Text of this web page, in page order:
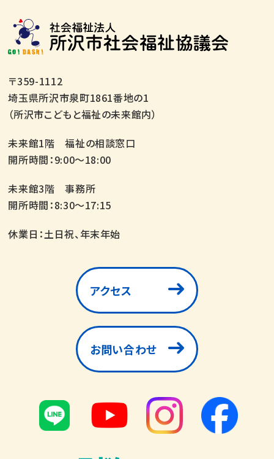
〒359-1112
埼玉県所沢市泉町1861番地の1
（所沢市こどもと福祉の未来館内）
未来館1階 福祉の相談窓口
開所時間：9:00～18:00
未来館3階 事務所
開所時間：8:30～17:15
休業日：土日祝、年末年始
アクセス
お問い合わせ